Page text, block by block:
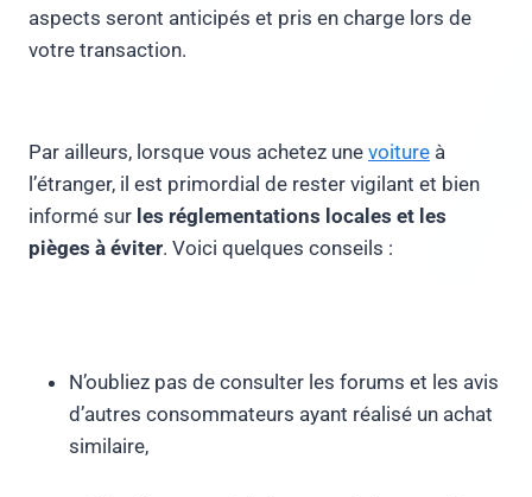
aspects seront anticipés et pris en charge lors de
votre transaction.
Par ailleurs, lorsque vous achetez une voiture à
l’étranger, il est primordial de rester vigilant et bien
informé sur les réglementations locales et les
pièges à éviter. Voici quelques conseils :
N’oubliez pas de consulter les forums et les avis
d’autres consommateurs ayant réalisé un achat
similaire,